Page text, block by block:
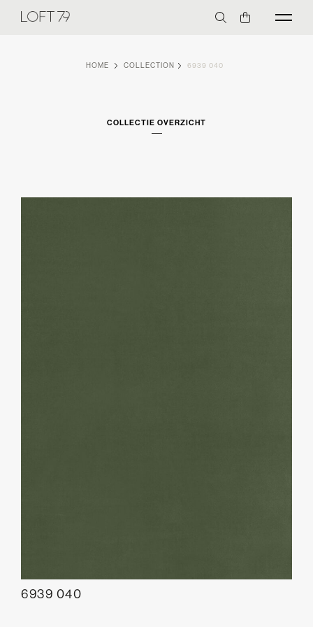
HOME COLLECTION 6939 040
COLLECTIE OVERZICHT
6939 040